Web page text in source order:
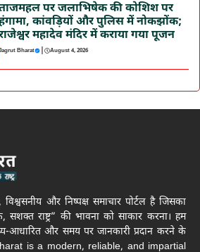
पर जलाभिषेक की कोशिश पर
कांवड़ियों और पुलिस में नोकझोंक;
महादेव मंदिर में कराया गया पूजन
Bharat | August 4, 2026
और निष्पक्ष समाचार पोर्टल है जिसका
सशक्त राष्ट्र” की भावना को साकार करना। हम
आधारित और समय पर जानकारी प्रदान करने के
is a modern, reliable, and impartial